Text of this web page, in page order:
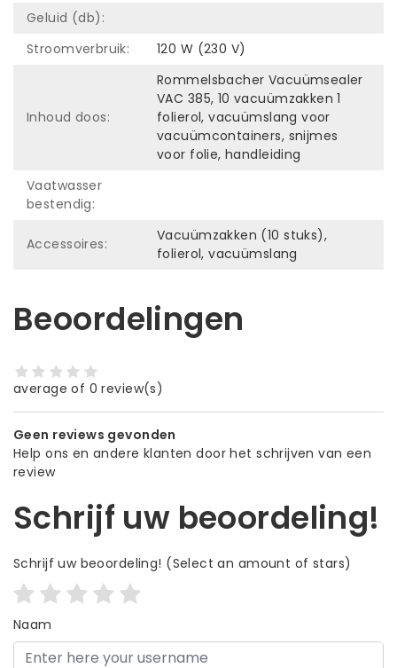
Geluid (db):
Stroomverbruik:
120 W (230 V)
Inhoud doos:
Rommelsbacher Vacuümsealer
VAC 385, 10 vacuümzakken 1
folierol, vacuümslang voor
vacuümcontainers, snijmes
voor folie, handleiding
Vaatwasser
bestendig:
Accessoires:
Vacuümzakken (10 stuks),
folierol, vacuümslang
Beoordelingen
average of 0 review(s)
Geen reviews gevonden
Help ons en andere klanten door het schrijven van een
review
Schrijf uw beoordeling!
Schrijf uw beoordeling! (Select an amount of stars)
Naam